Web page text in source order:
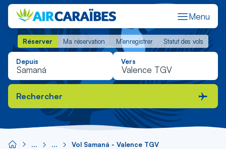
Menu
Réserver Ma réservation M'enregistrer Statut des vols
Réserver Ma réservation M'enregistrer Statut des vols
Depuis Vers
Rechercher
Vol Samaná - Valence TGV